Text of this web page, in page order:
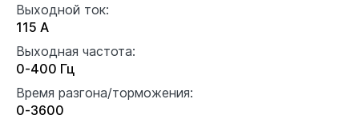
Выходной ток:
115 А
Выходная частота:
0-400 Гц
Время разгона/торможения:
0-3600